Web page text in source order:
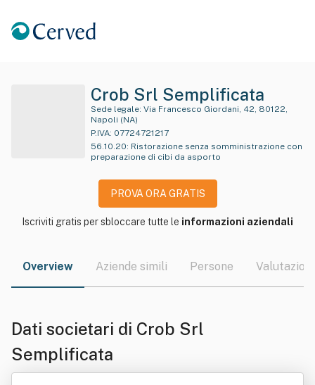
Crob Srl Semplificata
Sede legale:
Napoli (NA)
P.IVA: 07724721217
56.10.20: Ristorazione senza somministrazione con
preparazione di cibi da asporto
PROVA ORA GRATIS
Iscriviti gratis per sbloccare tutte le informazioni aziendali
Overview Aziende simili Persone Valutazioni
Dati societari di Crob Srl
Semplificata